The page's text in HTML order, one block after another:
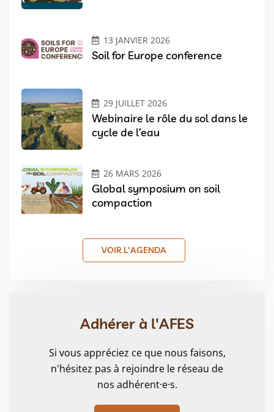
13 JANVIER 2026
Soil for Europe conference
29 JUILLET 2026
Webinaire le rôle du sol dans le
cycle de l’eau
26 MARS 2026
Global symposium on soil
compaction
VOIR L'AGENDA
Adhérer à l'AFES
Si vous appréciez ce que nous faisons,
n'hésitez pas à rejoindre le réseau de
nos adhérent·e·s.